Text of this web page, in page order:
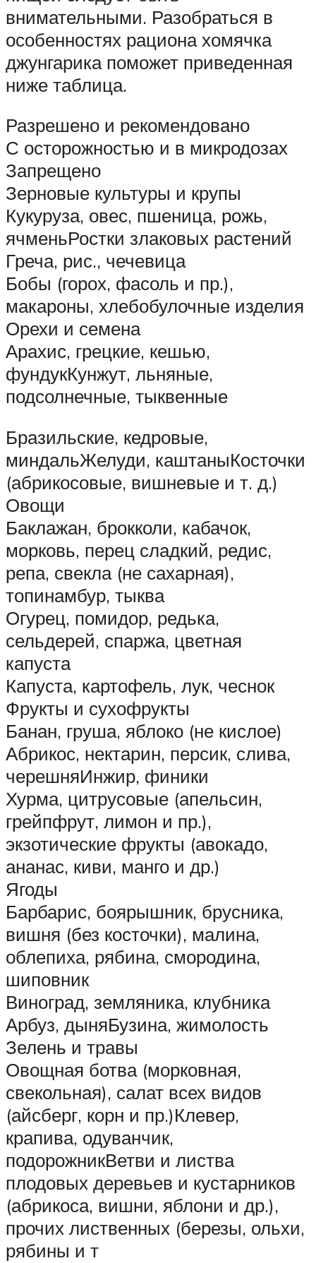
внимательными. Разобраться в
особенностях рациона хомячка
джунгарика поможет приведенная
ниже таблица.
Разрешено и рекомендовано
С осторожностью и в микродозах
Запрещено
Зерновые культуры и крупы
Кукуруза, овес, пшеница, рожь,
ячменьРостки злаковых растений
Греча, рис., чечевица
Бобы (горох, фасоль и пр.),
макароны, хлебобулочные изделия
Орехи и семена
Арахис, грецкие, кешью,
фундукКунжут, льняные,
подсолнечные, тыквенные
Бразильские, кедровые,
миндальЖелуди, каштаныКосточки
(абрикосовые, вишневые и т. д.)
Овощи
Баклажан, брокколи, кабачок,
морковь, перец сладкий, редис,
репа, свекла (не сахарная),
топинамбур, тыква
Огурец, помидор, редька,
сельдерей, спаржа, цветная
капуста
Капуста, картофель, лук, чеснок
Фрукты и сухофрукты
Банан, груша, яблоко (не кислое)
Абрикос, нектарин, персик, слива,
черешняИнжир, финики
Хурма, цитрусовые (апельсин,
грейпфрут, лимон и пр.),
экзотические фрукты (авокадо,
ананас, киви, манго и др.)
Ягоды
Барбарис, боярышник, брусника,
вишня (без косточки), малина,
облепиха, рябина, смородина,
шиповник
Виноград, земляника, клубника
Арбуз, дыняБузина, жимолость
Зелень и травы
Овощная ботва (морковная,
свекольная), салат всех видов
(айсберг, корн и пр.)Клевер,
крапива, одуванчик,
подорожникВетви и листва
плодовых деревьев и кустарников
(абрикоса, вишни, яблони и др.),
прочих лиственных (березы, ольхи,
рябины и т